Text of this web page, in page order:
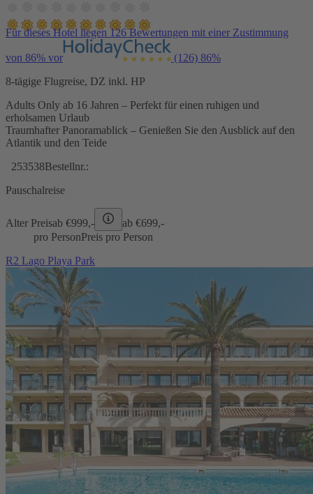
Für dieses Hotel liegen 126 Bewertungen mit einer Zustimmung
von 86% vor (126) 86%
8-tägige Flugreise, DZ inkl. HP
Adults Only ab 16 Jahren – Perfekt für einen ruhigen und
erholsamen Urlaub
Traumhafter Panoramablick – Genießen Sie den Ausblick auf den
Atlantik und den Teide
253538Bestellnr.:
Pauschalreise
Alter Preisab €999,- ab €699,-
pro PersonPreis pro Person
R2 Lago Playa Park